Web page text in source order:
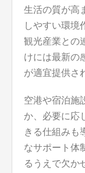
生活の質が高
しやすい環境
観光産業との
けには最新の
が適宜提供さ
空港や宿泊施
か、必要に応
きる仕組みも
なサポート体
るうえで欠か